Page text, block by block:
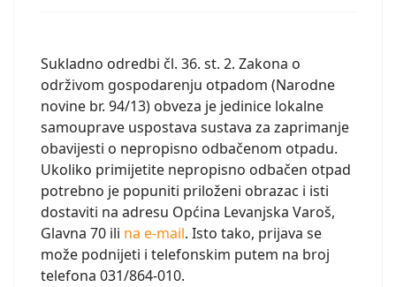
Sukladno odredbi čl. 36. st. 2. Zakona o
održivom gospodarenju otpadom (Narodne
novine br. 94/13) obveza je jedinice lokalne
samouprave uspostava sustava za zaprimanje
obavijesti o nepropisno odbačenom otpadu.
Ukoliko primijetite nepropisno odbačen otpad
potrebno je popuniti priloženi obrazac i isti
dostaviti na adresu Općina Levanjska Varoš,
Glavna 70 ili na e-mail. Isto tako, prijava se
može podnijeti i telefonskim putem na broj
telefona 031/864-010.